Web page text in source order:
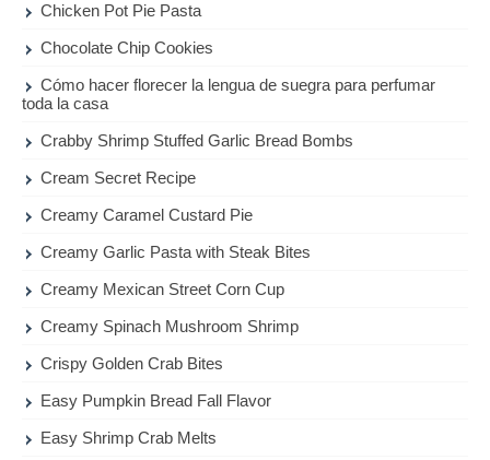
Chicken Pot Pie Pasta
Chocolate Chip Cookies
Cómo hacer florecer la lengua de suegra para perfumar
toda la casa
Crabby Shrimp Stuffed Garlic Bread Bombs
Cream Secret Recipe
Creamy Caramel Custard Pie
Creamy Garlic Pasta with Steak Bites
Creamy Mexican Street Corn Cup
Creamy Spinach Mushroom Shrimp
Crispy Golden Crab Bites
Easy Pumpkin Bread Fall Flavor
Easy Shrimp Crab Melts